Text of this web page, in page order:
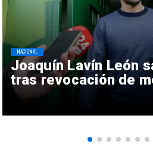
Joaquín Lavín León
tras revocación de
NACIONAL